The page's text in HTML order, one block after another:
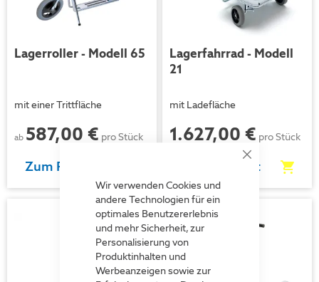
Close
Cookie
Wir verwenden Cookies und
andere Technologien für ein
optimales Benutzererlebnis
und mehr Sicherheit, zur
Personalisierung von
Produktinhalten und
Werbeanzeigen sowie zur
Lagerroller - Modell 65
mit einer Trittfläche
ab 587,00 € pro Stück
Zum Produkt
Lagerfahrrad - Modell
21
mit Ladefläche
1.627,00 € pro Stück
Zum Produkt